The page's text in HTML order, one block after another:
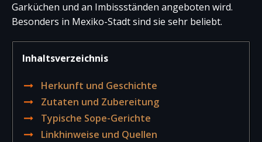
Garküchen und an Imbissständen angeboten wird.
Besonders in Mexiko-Stadt sind sie sehr beliebt.
Inhaltsverzeichnis
Herkunft und Geschichte
Zutaten und Zubereitung
Typische Sope-Gerichte
Linkhinweise und Quellen